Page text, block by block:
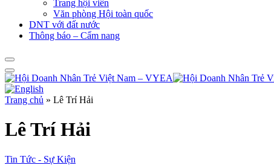
Trang hội viên
Văn phòng Hội toàn quốc
DNT với đất nước
Thông báo – Cẩm nang
Trang chủ » Lê Trí Hải
Lê Trí Hải
Tin Tức - Sự Kiện